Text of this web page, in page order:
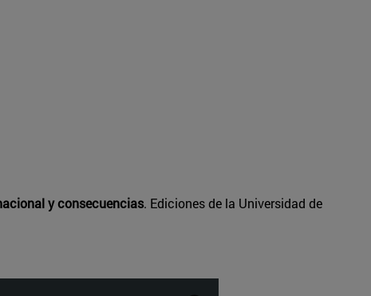
y consecuencias. Ediciones de la Universidad de